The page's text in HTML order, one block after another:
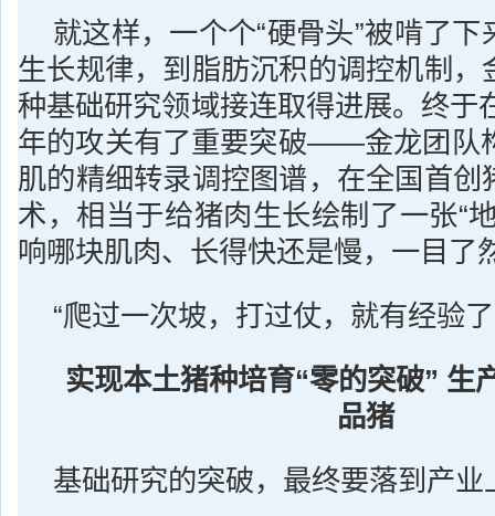
就这样，一个个“硬骨头”被啃了
生长规律，到脂肪沉积的调控机制，
种基础研究领域接连取得进展。终于
年的攻关有了重要突破——金龙团队
肌的精细转录调控图谱，在全国首创
术，相当于给猪肉生长绘制了一张“
响哪块肌肉、长得快还是慢，一目了
“爬过一次坡，打过仗，就有经验
实现本土猪种培育“零的突破” 生
品猪
基础研究的突破，最终要落到产业